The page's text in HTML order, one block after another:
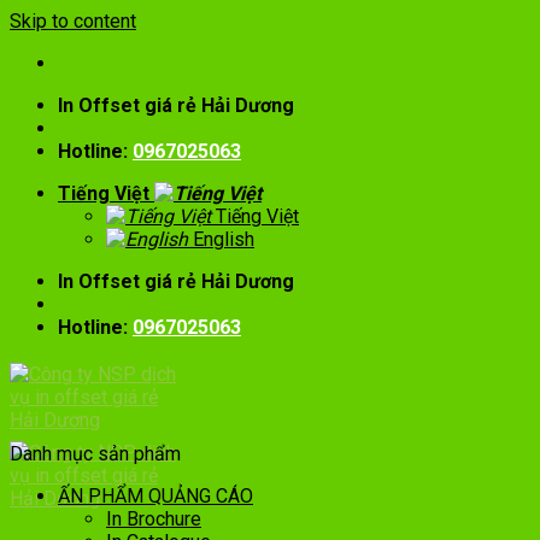
Skip to content
In Offset giá rẻ Hải Dương
Hotline: 0967025063
Tiếng Việt
Tiếng Việt
English
In Offset giá rẻ Hải Dương
Hotline: 0967025063
Danh mục sản phẩm
ẤN PHẨM QUẢNG CÁO
In Brochure